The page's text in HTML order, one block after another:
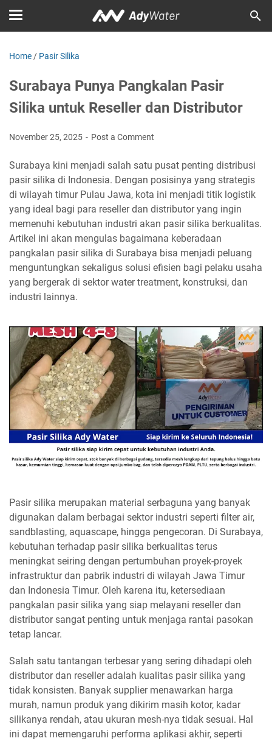
Home / Pasir Silika
Surabaya Punya Pangkalan Pasir
Silika untuk Reseller dan Distributor
November 25, 2025 Post a Comment
Surabaya kini menjadi salah satu pusat penting distribusi
pasir silika di Indonesia. Dengan posisinya yang strategis
di wilayah timur Pulau Jawa, kota ini menjadi titik logistik
yang ideal bagi para reseller dan distributor yang ingin
memenuhi kebutuhan industri akan pasir silika berkualitas.
Artikel ini akan mengulas bagaimana keberadaan
pangkalan pasir silika di Surabaya bisa menjadi peluang
menguntungkan sekaligus solusi efisien bagi pelaku usaha
yang bergerak di sektor water treatment, konstruksi, dan
industri lainnya.
Pasir silika merupakan material serbaguna yang banyak
digunakan dalam berbagai sektor industri seperti filter air,
sandblasting, aquascape, hingga pengecoran. Di Surabaya,
kebutuhan terhadap pasir silika berkualitas terus
meningkat seiring dengan pertumbuhan proyek-proyek
infrastruktur dan pabrik industri di wilayah Jawa Timur
dan Indonesia Timur. Oleh karena itu, ketersediaan
pangkalan pasir silika yang siap melayani reseller dan
distributor sangat penting untuk menjaga rantai pasokan
tetap lancar.
Salah satu tantangan terbesar yang sering dihadapi oleh
distributor dan reseller adalah kualitas pasir silika yang
tidak konsisten. Banyak supplier menawarkan harga
murah, namun produk yang dikirim masih kotor, kadar
silikanya rendah, atau ukuran mesh-nya tidak sesuai. Hal
ini dapat memengaruhi performa aplikasi akhir, seperti